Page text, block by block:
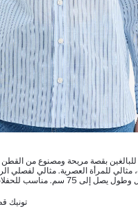
بقصة مريحة ومصنوع من القطن
مثالي للمرأة العصرية. مثالي لفصلي
إلى 75 سم. مناسب للحفلات والمناسبات اليومية.
تونيك